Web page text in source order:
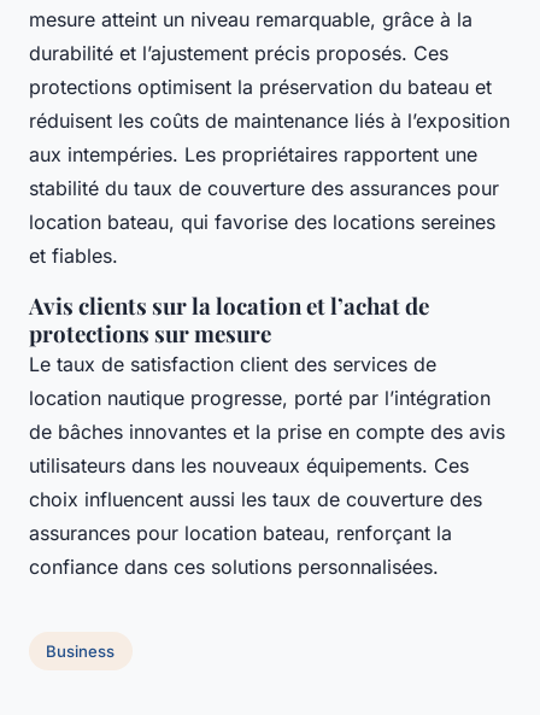
mesure atteint un niveau remarquable, grâce à la
durabilité et l’ajustement précis proposés. Ces
protections optimisent la préservation du bateau et
réduisent les coûts de maintenance liés à l’exposition
aux intempéries. Les propriétaires rapportent une
stabilité du taux de couverture des assurances pour
location bateau, qui favorise des locations sereines
et fiables.
Avis clients sur la location et l’achat de
protections sur mesure
Le taux de satisfaction client des services de
location nautique progresse, porté par l’intégration
de bâches innovantes et la prise en compte des avis
utilisateurs dans les nouveaux équipements. Ces
choix influencent aussi les taux de couverture des
assurances pour location bateau, renforçant la
confiance dans ces solutions personnalisées.
Business